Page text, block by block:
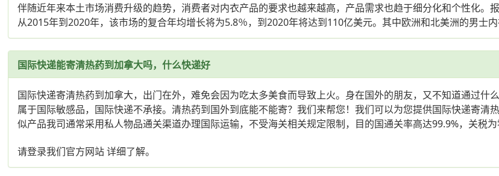
伴随近年来本土市场消费升级的趋势，消费者对内衣产品的要求也越来越高，产品需求也趋于细分化和个性化
从2015年到2020年，该市场的复合年均增长将为5.8％，到2020年将达到110亿美元。其中欧洲和北美洲的男士
国际快递能寄清热药到加拿大吗，什么快递好
国际快递寄清热药到加拿大，出门在外，难免会因为吃太多美食而导致上火。身在国外的朋友，又不知道通过
属于国际敏感品，国际快递不承接。清热药到国外到底能不能寄？我们来帮您！我们可以为您提供国际快递寄
似产品我司通常采用私人物品通关渠道办理国际运输，不受海关相关规定限制，目的国通关率高达99.9%，关税
请登录我们官方网站 详细了解。